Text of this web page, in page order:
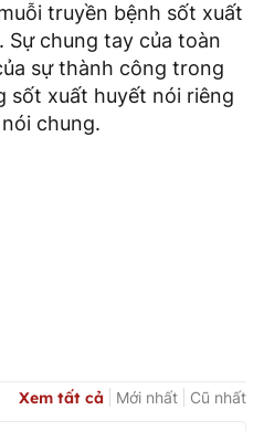
truyền bệnh sốt xuất
Sự chung tay của toàn
sự thành công trong
sốt xuất huyết nói riêng
chung.
Xem tất cả Mới nhất Cũ nhất